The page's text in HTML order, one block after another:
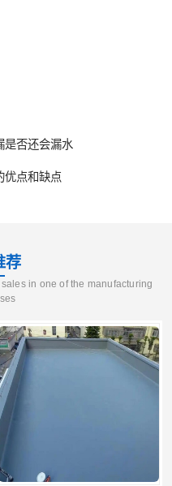
是否还会漏水
优点和缺点
荐
in one of the manufacturing